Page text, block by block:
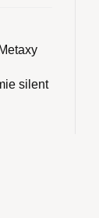
silent